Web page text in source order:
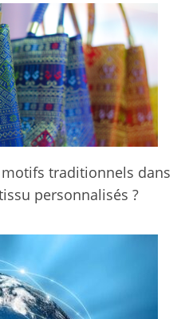
traditionnels dans
personnalisés ?